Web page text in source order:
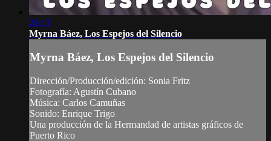
26:13
Myrna Báez, Los Espejos del Silencio
Myrna Báez, Los Espejos del Silencio
Dirección/Producción/edición: Sonia Fritz
Fotografía: Agustín Cubano
Música: Carlos Camuñas
Sonido: Enrique Trigo
Una producción de la Hermandad de artistas gráficos de
Puerto Rico